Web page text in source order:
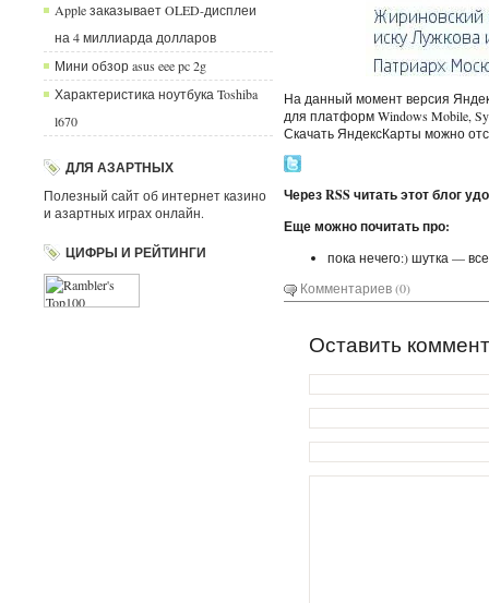
Apple заказывает OLED-дисплеи
на 4 миллиарда долларов
Мини обзор asus eee pc 2g
Характеристика ноутбука Toshiba
l670
ДЛЯ АЗАРТНЫХ
Полезный сайт об интернет казино
и азартных играх онлайн.
ЦИФРЫ И РЕЙТИНГИ
На данный момент версия
для платформ Windows Mobile,
Скачать ЯндексКарты можно
Через RSS читать этот блог
Еще можно почитать про:
пока нечего:) шутка —
Комментариев (0)
Оставить